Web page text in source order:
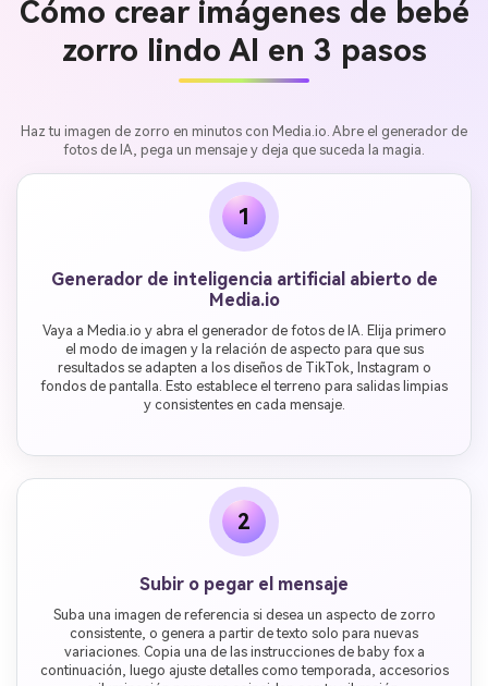
Cómo crear imágenes de bebé
zorro lindo AI en 3 pasos
Haz tu imagen de zorro en minutos con Media.io. Abre el generador de
fotos de IA, pega un mensaje y deja que suceda la magia.
1
Generador de inteligencia artificial abierto de
Media.io
Vaya a Media.io y abra el generador de fotos de IA. Elija primero
el modo de imagen y la relación de aspecto para que sus
resultados se adapten a los diseños de TikTok, Instagram o
fondos de pantalla. Esto establece el terreno para salidas limpias
y consistentes en cada mensaje.
2
Subir o pegar el mensaje
Suba una imagen de referencia si desea un aspecto de zorro
consistente, o genera a partir de texto solo para nuevas
variaciones. Copia una de las instrucciones de baby fox a
continuación, luego ajuste detalles como temporada, accesorios